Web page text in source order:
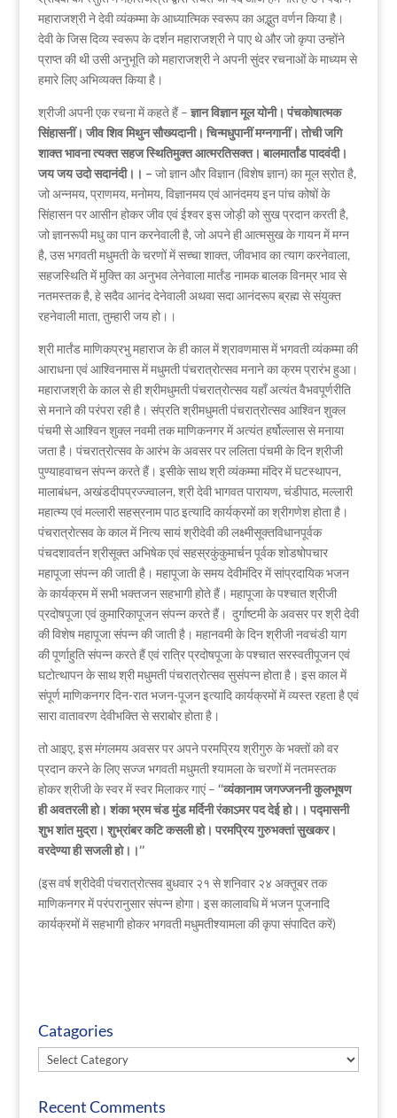
महाराजश्री ने देवी व्यंकम्मा के आध्यात्मिक स्वरूप का अद्भुत वर्णन किया है।
देवी के जिस दिव्य स्वरूप के दर्शन महाराजश्री ने पाए थे और जो कृपा उन्होंने
प्राप्त की थी उसी अनुभूति को महाराजश्री ने अपनी सुंदर रचनाओं के माध्यम से
हमारे लिए अभिव्यक्त किया है।
श्रीजी अपनी एक रचना में कहते हैं – ज्ञान विज्ञान मूल योनी। पंचकोषात्मक
सिंहासनीं। जीव शिव मिथुन सौख्यदानी। चिन्मधुपानीं मग्नगानीं। तोची जगि
शाक्त भावना त्यक्त सहज स्थितिमुक्त आत्मरतिसक्त। बालमार्तांड पादवंदी।
जय जय उदो सदानंदी।। – जो ज्ञान और विज्ञान (विशेष ज्ञान) का मूल स्रोत है,
जो अन्नमय, प्राणमय, मनोमय, विज्ञानमय एवं आनंदमय इन पांच कोषों के
सिंहासन पर आसीन होकर जीव एवं ईश्वर इस जोड़ी को सुख प्रदान करती है,
जो ज्ञानरूपी मधु का पान करनेवाली है, जो अपने ही आत्मसुख के गायन में मग्न
है, उस भगवती मधुमती के चरणों में सच्चा शाक्त, जीवभाव का त्याग करनेवाला,
सहजस्थिति में मुक्ति का अनुभव लेनेवाला मार्तंड नामक बालक विनम्र भाव से
नतमस्तक है, हे सदैव आनंद देनेवाली अथवा सदा आनंदरूप ब्रह्म से संयुक्त
रहनेवाली माता, तुम्हारी जय हो।।
श्री मार्तंड माणिकप्रभु महाराज के ही काल में श्रावणमास में भगवती व्यंकम्मा की
आराधना एवं आश्विनमास में मधुमती पंचरात्रोत्सव मनाने का क्रम प्रारंभ हुआ।
महाराजश्री के काल से ही श्रीमधुमती पंचरात्रोत्सव यहॉं अत्यंत वैभवपूर्णरीति
से मनाने की परंपरा रही है। संप्रति श्रीमधुमती पंचरात्रोत्सव आश्विन शुक्ल
पंचमी से आश्विन शुक्ल नवमी तक माणिकनगर में अत्यंत हर्षोल्लास से मनाया
जता है। पंचरात्रोत्सव के आरंभ के अवसर पर ललिता पंचमी के दिन श्रीजी
पुण्याहवाचन संपन्न करते हैं। इसीके साथ श्री व्यंकम्मा मंदिर में घटस्थापन,
मालाबंधन, अखंडदीपप्रज्ज्वालन, श्री देवी भागवत पारायण, चंडीपाठ, मल्लारी
महात्म्य एवं मल्लारी सहस्रनाम पाठ इत्यादि कार्यक्रमों का श्रीगणेश होता है।
पंचरात्रोत्सव के काल में नित्य सायं श्रीदेवी की लक्ष्मीसूक्तविधानपूर्वक
पंचदशावर्तन श्रीसूक्त अभिषेक एवं सहस्रकुंकुमार्चन पूर्वक शोडषोपचार
महापूजा संपन्न की जाती है। महापूजा के समय देवीमंदिर में सांप्रदायिक भजन
के कार्यक्रम में सभी भक्तजन सहभागी होते हैं। महापूजा के पश्चात श्रीजी
प्रदोषपूजा एवं कुमारिकापूजन संपन्न करते हैं। दुर्गाष्टमी के अवसर पर श्री देवी
की विशेष महापूजा संपन्न की जाती है। महानवमी के दिन श्रीजी नवचंडी याग
की पूर्णाहुति संपन्न करते हैं एवं रात्रि प्रदोषपूजा के पश्चात सरस्वतीपूजन एवं
घटोत्थापन के साथ श्री मधुमती पंचरात्रोत्सव सुसंपन्न होता है। इस काल में
संपूर्ण माणिकनगर दिन-रात भजन-पूजन इत्यादि कार्यक्रमों में व्यस्त रहता है एवं
सारा वातावरण देवीभक्ति से सराबोर होता है।
तो आइए, इस मंगलमय अवसर पर अपने परमप्रिय श्रीगुरु के भक्तों को वर
प्रदान करने के लिए सज्ज भगवती मधुमती श्यामला के चरणों में नतमस्तक
होकर श्रीजी के स्वर में स्वर मिलाकर गाएं – ‘‘व्यंकानाम जगज्जननी कुलभूषण
ही अवतरली हो। शंका भ्रम चंड मुंड मर्दिनी रंकाऽमर पद देई हो।। पद्मासनी
शुभ शांत मुद्रा। शुभ्रांबर कटि कसली हो। परमप्रिय गुरुभक्तां सुखकर।
वरदेण्या ही सजली हो।।’’
(इस वर्ष श्रीदेवी पंचरात्रोत्सव बुधवार २१ से शनिवार २४ अक्तूबर तक
माणिकनगर में परंपरानुसार संपन्न होगा। इस कालावधि में भजन पूजनादि
कार्यक्रमों में सहभागी होकर भगवती मधुमतीश्यामला की कृपा संपादित करें)
Catagories
Catagories
Recent Comments